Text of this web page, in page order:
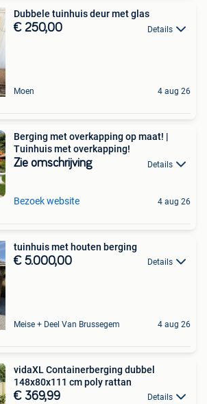
Dubbele tuinhuis deur met glas
€ 250,00 Details
Moen 4 aug 26
Berging met overkapping op maat! |
Tuinhuis met overkapping!
Zie omschrijving Details
Bezoek website 4 aug 26
tuinhuis met houten berging
€ 5.000,00 Details
Meise + Deel Van Brussegem 4 aug 26
vidaXL Containerberging dubbel
148x80x111 cm poly rattan
€ 369,99 Details